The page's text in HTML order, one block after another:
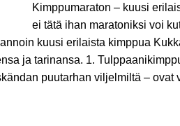
Kimppumaraton – kuusi
ei tätä ihan maratoniksi voi
kuusi erilaista kimppua
ja tarinansa. 1.
puutarhan viljelmiltä – ovat